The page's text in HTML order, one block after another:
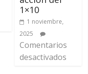
1×10
1 noviembre,
2025
Comentarios
desactivados